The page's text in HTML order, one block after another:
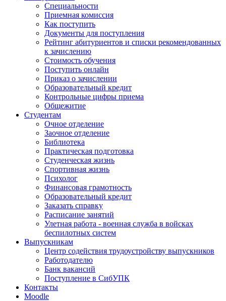
Специальности
Приемная комиссия
Как поступить
Документы для поступления
Рейтинг абитуриентов и списки рекомендованных
к зачислению
Стоимость обучения
Поступить онлайн
Приказ о зачислении
Образовательный кредит
Контрольные цифры приема
Общежитие
Студентам
Очное отделение
Заочное отделение
Библиотека
Практическая подготовка
Студенческая жизнь
Спортивная жизнь
Психолог
Финансовая грамотность
Образовательный кредит
Заказать справку
Расписание занятий
Улетная работа - военная служба в войсках
беспилотных систем
Выпускникам
Центр содействия трудоустройству выпускников
Работодателю
Банк вакансий
Поступление в СибУПК
Контакты
Moodle